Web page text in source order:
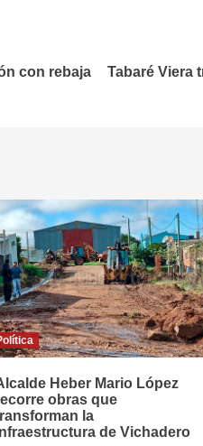
con rebaja
Tabaré Viera
Heber Mario López
obras que
la
de Vichadero